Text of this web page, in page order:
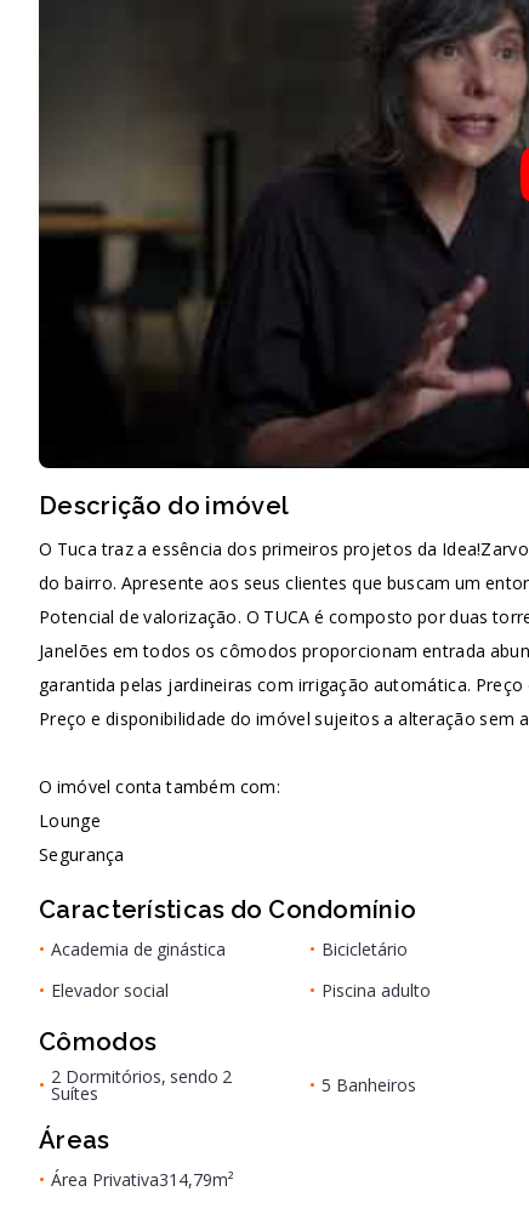
Descrição do imóvel
O Tuca traz a essência dos primeiros projetos da
do bairro. Apresente aos seus clientes que buscam um
Potencial de valorização. O TUCA é composto por duas
Janelões em todos os cômodos proporcionam entrada
garantida pelas jardineiras com irrigação automática.
Preço e disponibilidade do imóvel sujeitos a alteração sem
O imóvel conta também com:
Lounge
Segurança
Características do Condomínio
• Academia de ginástica • Bicicletário
• Elevador social • Piscina adulto
Cômodos
• 2 Dormitórios, sendo 2
Suítes • 5 Banheiros
Áreas
• Área Privativa314,79m²